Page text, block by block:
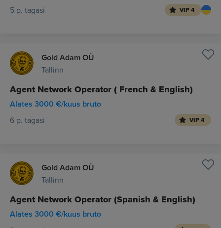
5 p. tagasi VIP 4
Gold Adam OÜ
Tallinn
Agent Network Operator ( French & English)
Alates 3000 €/kuus bruto
6 p. tagasi VIP 4
Gold Adam OÜ
Tallinn
Agent Network Operator (Spanish & English)
Alates 3000 €/kuus bruto